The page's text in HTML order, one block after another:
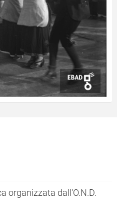
organizzata dall'O.N.D.